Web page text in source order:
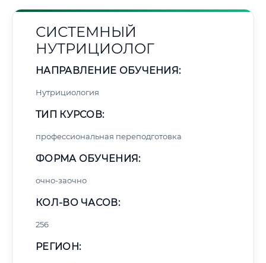
СИСТЕМНЫЙ
НУТРИЦИОЛОГ
НАПРАВЛЕНИЕ ОБУЧЕНИЯ:
Нутрициология
ТИП КУРСОВ:
профессиональная переподготовка
ФОРМА ОБУЧЕНИЯ:
очно-заочно
КОЛ-ВО ЧАСОВ:
256
РЕГИОН: